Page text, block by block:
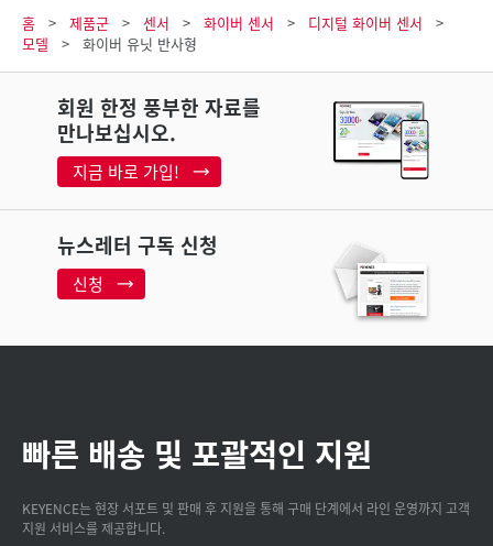
홈 제품군 센서 화이버 센서
디지털 화이버 센서
모델
화이버 유닛 반사형
회원 한정 풍부한 자료를
만나보십시오.
지금 바로 가입!
뉴스레터 구독 신청
신청
빠른 배송 및 포괄적인 지원
KEYENCE는 현장 서포트 및 판매 후 지원을 통해 구매 단계에서 라인 운영까지 고객
지원 서비스를 제공합니다.